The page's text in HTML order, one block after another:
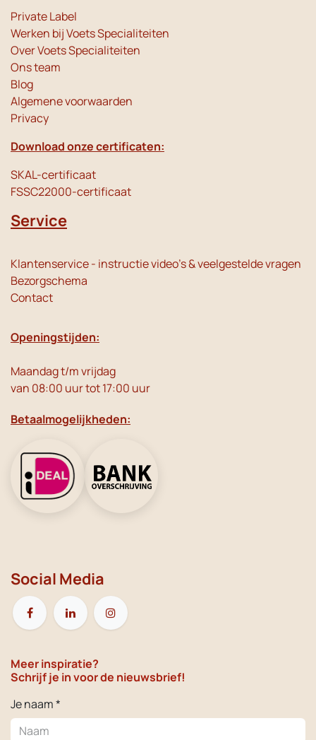
Private Label
Werken bij Voets Specialiteiten
Over Voets Specialiteiten
Ons team
Blog
Algemene voorwaarden
Privacy
Download onze certificaten:
SKAL-certificaat
FSSC22000-certificaat
Service
Klantenservice - instructie video's & veelgestelde vragen
Bezorgschema
Contact
Openingstijden:
Maandag t/m vrijdag
van 08:00 uur tot 17:00 uur
Betaalmogelijkheden:
Social Media
Meer inspiratie?
Schrijf je in voor de nieuwsbrief!
Je naam *